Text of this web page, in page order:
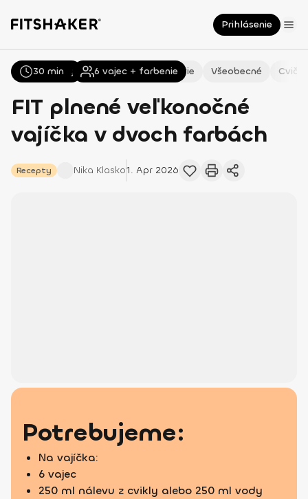
Prihlásenie
Všetky Recepty Zdravie Všeobecné
FIT plnené veľkonočné
vajíčka v dvoch farbách
Recepty Nika Klasko1. Apr 2026
30 min 6 vajec + farbenie
Potrebujeme:
Na vajíčka:
6 vajec
250 ml nálevu z cvikly alebo 250 ml vody